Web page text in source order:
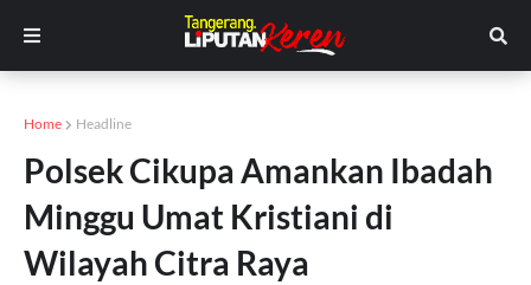
Home Headline
Polsek Cikupa Amankan Ibadah
Minggu Umat Kristiani di
Wilayah Citra Raya